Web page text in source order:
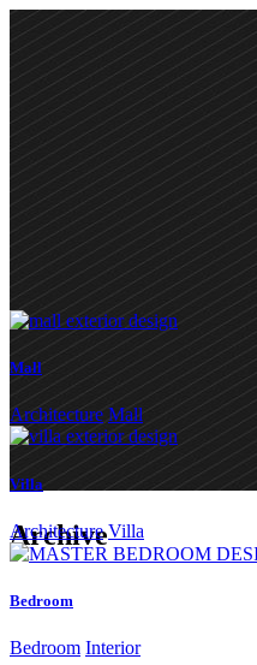
Archive
Mall
Architecture Mall
Villa
Architecture Villa
Bedroom
Bedroom Interior